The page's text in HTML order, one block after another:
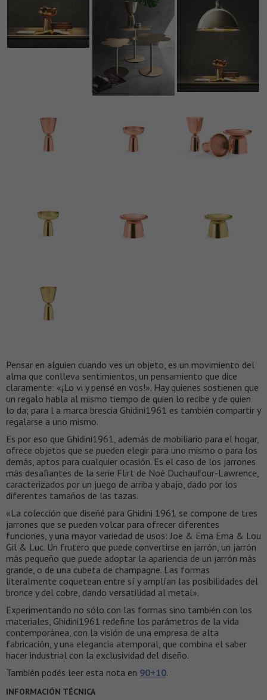
Pensar en alguien cuando ves un objeto, es un movimiento del
alma que conlleva sentimientos, un pensamiento que dice
claramente: «¡Lo vi y pensé en vos!». Hay quienes sostienen que
un regalo habla al mismo tiempo de quien lo recibe y de quien
lo da; para l a marca brescia Ghidini1961 es también compartir y
regalarse a uno mismo.
Es por eso que Ghidini1961, además de mobiliario para el hogar,
ofrece objetos que se pueden elegir para uno mismo o para los
demás, aptos para cualquier ocasión. Es el caso de los jarrones
más desafiantes de la serie Flirt de Noè Duchaufour-Lawrence,
caracterizados por un juego de arriba y abajo, dado por los
diferentes tamaños de las tazas.
«La colección que diseñé para Ghidini 1961 se compone de tres
jarrones que se pueden volcar para ofrecer diferentes
funciones, y una mayor variedad de usos: Joe & Ema Ema & Lou
Gil & Luc. Un frutero que puede convertirse en jarrón, un jarrón
más pequeño que puede adoptar la apariencia de un jarrón más
grande, o de una cubeta de champagne. Las formas
literalmente coquetean entre sí y amplían las posibilidades del
bronce y del cobre, dando versatilidad al metal».
Experimentando no sólo con las formas sino también con los
materiales, Ghidini1961 redefine los parámetros de la vida
contemporánea, con la visión de una empresa de alta
fabricación, y una elegancia atemporal, que combina el saber
hacer industrial con la exclusividad del diseño.
También podés leer esta nota en 90+10.
INFORMACIÓN TÉCNICA